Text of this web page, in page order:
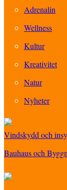
Adrenalin
Wellness
Kultur
Kreativitet
Natur
Nyheter
Vindskydd och
Bauhaus och